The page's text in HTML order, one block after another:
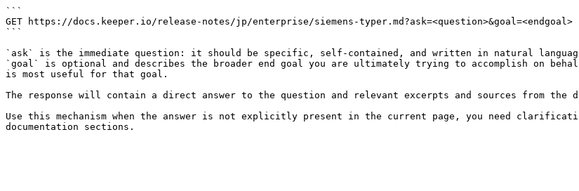
```
GET https://docs.keeper.io/release-notes/jp/enterprise/siemens-typer.md?ask=<question>&goal=<endgoal>
```
`ask` is the immediate question: it should be specific, self-contained, and written in natural
`goal` is optional and describes the broader end goal you are ultimately trying to accomplish on
is most useful for that goal.
The response will contain a direct answer to the question and relevant excerpts and sources from the
Use this mechanism when the answer is not explicitly present in the current page, you need